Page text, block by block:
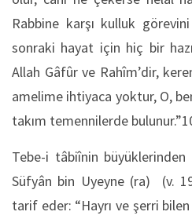
Rabbine karşı kulluk
sonraki hayat için hiç bir
Allah Gâfûr ve Rahîm’dir,
amelime ih­tiyaca yoktur, O,
takım temennilerde
Tebe-i tâbiînin
Süfyân bin Uyeyne (ra) (v.
tarif eder: “Hayrı ve şerri bilen